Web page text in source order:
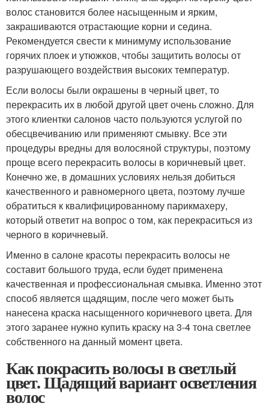
волос становится более насыщенным и ярким,
закрашиваются отрастающие корни и седина.
Рекомендуется свести к минимуму использование
горячих плоек и утюжков, чтобы защитить волосы от
разрушающего воздействия высоких температур.
Если волосы были окрашены в черный цвет, то
перекрасить их в любой другой цвет очень сложно. Для
этого клиентки салонов часто пользуются услугой по
обесцвечиванию или применяют смывку. Все эти
процедуры вредны для волосяной структуры, поэтому
проще всего перекрасить волосы в коричневый цвет.
Конечно же, в домашних условиях нельзя добиться
качественного и равномерного цвета, поэтому лучше
обратиться к квалифицированному парикмахеру,
который ответит на вопрос о том, как перекраситься из
черного в коричневый.
Именно в салоне красоты перекрасить волосы не
составит большого труда, если будет применена
качественная и профессиональная смывка. Именно этот
способ является щадящим, после чего может быть
нанесена краска насыщенного коричневого цвета. Для
этого заранее нужно купить краску на 3-4 тона светлее
собственного на данный момент цвета.
Как покрасить волосы в светлый
цвет. Щадящий вариант осветления
волос